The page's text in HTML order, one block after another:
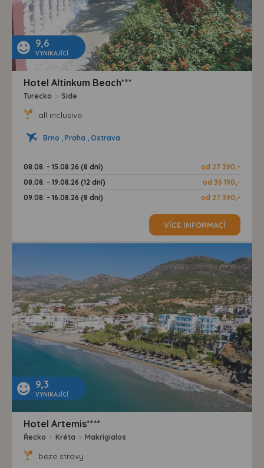
9,6
VYNIKAJÍCÍ
Hotel Altinkum Beach***
Turecko > Side
all inclusive
Brno , Praha , Ostrava
08.08. - 15.08.26 (8 dní)
od 27 390,-
08.08. - 19.08.26 (12 dní)
od 36 190,-
09.08. - 16.08.26 (8 dní)
od 27 390,-
VÍCE INFORMACÍ
9,3
VYNIKAJÍCÍ
Hotel Artemis****
Řecko > Kréta > Makrigialos
beze stravy